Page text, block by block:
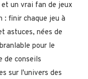
un vrai fan de jeux
: finir chaque jeu à
astuces, nées de
pour le
de conseils
sur l'univers des